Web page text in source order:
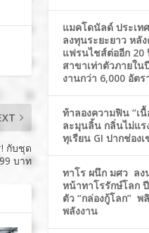
กับชุด
บาท
แมคโดนัลด์ ประเท
ลงทุนระยะยาว หลั
แฟรนไชส์ต่ออีก 20
สาขาเท่าตัวภายใน
งานกว่า 6,000 อัตร
ท้าลองความฟิน “เ
ละมุนลิ้น กลิ่นไม่แร
ทุเรียน GI ปากช่อง
ทาโร ผนึก มศว ลง
หน้าทาโรรักษ์โลก
ตัว “กล่องกู้โลก” พ
พลังงาน